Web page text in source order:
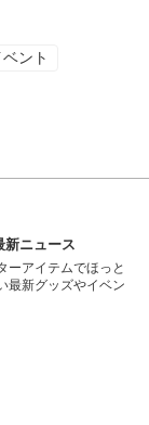
ント
新ニュース
ーアイテムでほっと
最新グッズやイベン